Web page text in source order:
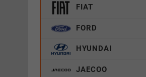
FIAT
FORD
HYUNDAI
JAECOO